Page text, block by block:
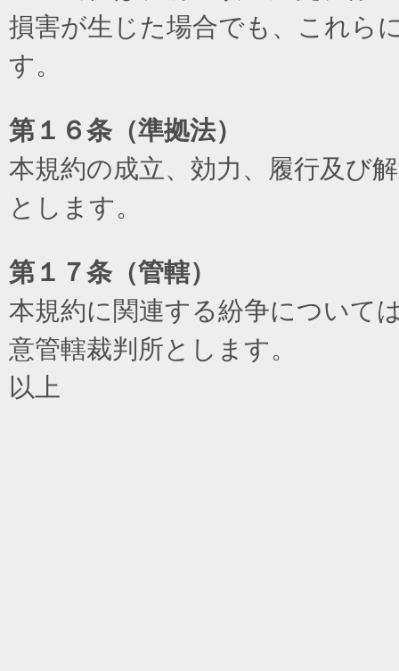
損害が生じた場合でも、これら
す。
第１６条（準拠法）
本規約の成立、効力、履行及び
とします。
第１７条（管轄）
本規約に関連する紛争について
意管轄裁判所とします。
以上